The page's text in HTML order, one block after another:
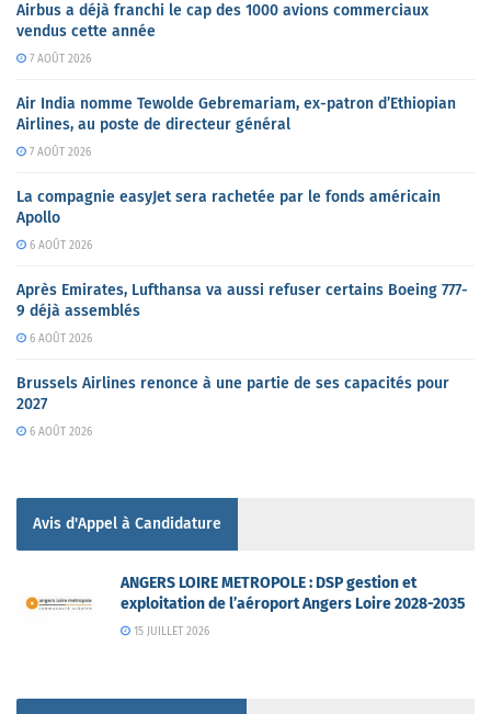
Airbus a déjà franchi le cap des 1000 avions commerciaux
vendus cette année
7 AOÛT 2026
Air India nomme Tewolde Gebremariam, ex-patron d’Ethiopian
Airlines, au poste de directeur général
7 AOÛT 2026
La compagnie easyJet sera rachetée par le fonds américain
Apollo
6 AOÛT 2026
Après Emirates, Lufthansa va aussi refuser certains Boeing 777-
9 déjà assemblés
6 AOÛT 2026
Brussels Airlines renonce à une partie de ses capacités pour
2027
6 AOÛT 2026
Avis d'Appel à Candidature
ANGERS LOIRE METROPOLE : DSP gestion et
exploitation de l’aéroport Angers Loire 2028-2035
15 JUILLET 2026